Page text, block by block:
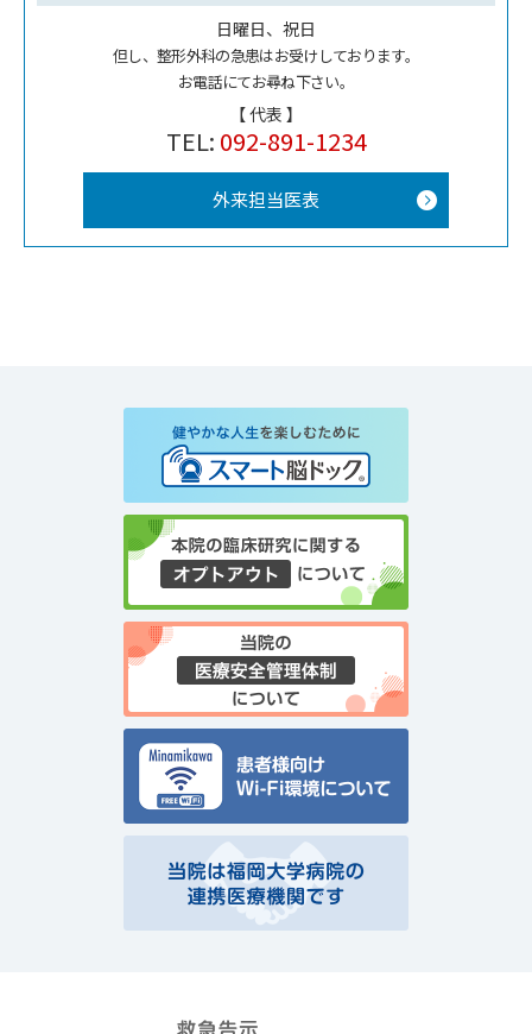
日曜日、祝日
但し、整形外科の急患はお受けしております。
お電話にてお尋ね下さい。
【 代表 】
TEL: 092-891-1234
外来担当医表